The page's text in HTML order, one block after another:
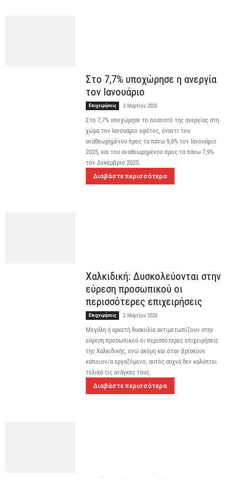
Στο 7,7% υποχώρησε η ανεργία
τον Ιανουάριο
Επιχειρήσεις 3 Μαρτίου 2026
Στο 7,7% υποχώρησε το ποσοστό της ανεργίας στη
χώρα τον Ιανουάριο εφέτος, έναντι του
αναθεωρημένου προς τα πάνω 9,8% τον Ιανουάριο
2025, και του αναθεωρημένου προς τα πάνω 7,9%
τον Δεκέμβριο 2025.
Διαβάστε περισσότερα
Χαλκιδική: Δυσκολεύονται στην
εύρεση προσωπικού οι
περισσότερες επιχειρήσεις
Επιχειρήσεις 2 Μαρτίου 2026
Μεγάλη ή αρκετή δυσκολία αντιμετωπίζουν στην
εύρεση προσωπικού οι περισσότερες επιχειρήσεις
της Χαλκιδικής, ενώ ακόμη και όταν βρίσκουν
κάποιον/α εργαζόμενο, αυτός συχνά δεν καλύπτει
τελικά τις ανάγκες τους.
Διαβάστε περισσότερα